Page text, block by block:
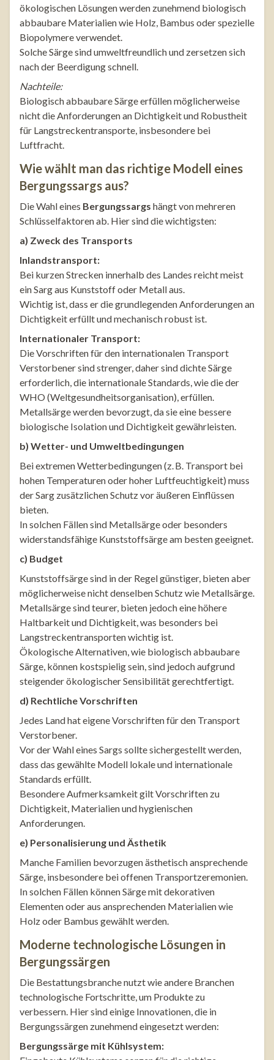
ökologischen Lösungen werden zunehmend biologisch
abbaubare Materialien wie Holz, Bambus oder spezielle
Biopolymere verwendet.
Solche Särge sind umweltfreundlich und zersetzen sich
nach der Beerdigung schnell.
Nachteile:
Biologisch abbaubare Särge erfüllen möglicherweise
nicht die Anforderungen an Dichtigkeit und Robustheit
für Langstreckentransporte, insbesondere bei
Luftfracht.
Wie wählt man das richtige Modell eines
Bergungssargs aus?
Die Wahl eines Bergungssargs hängt von mehreren
Schlüsselfaktoren ab. Hier sind die wichtigsten:
a) Zweck des Transports
Inlandstransport:
Bei kurzen Strecken innerhalb des Landes reicht meist
ein Sarg aus Kunststoff oder Metall aus.
Wichtig ist, dass er die grundlegenden Anforderungen an
Dichtigkeit erfüllt und mechanisch robust ist.
Internationaler Transport:
Die Vorschriften für den internationalen Transport
Verstorbener sind strenger, daher sind dichte Särge
erforderlich, die internationale Standards, wie die der
WHO (Weltgesundheitsorganisation), erfüllen.
Metallsärge werden bevorzugt, da sie eine bessere
biologische Isolation und Dichtigkeit gewährleisten.
b) Wetter- und Umweltbedingungen
Bei extremen Wetterbedingungen (z. B. Transport bei
hohen Temperaturen oder hoher Luftfeuchtigkeit) muss
der Sarg zusätzlichen Schutz vor äußeren Einflüssen
bieten.
In solchen Fällen sind Metallsärge oder besonders
widerstandsfähige Kunststoffsärge am besten geeignet.
c) Budget
Kunststoffsärge sind in der Regel günstiger, bieten aber
möglicherweise nicht denselben Schutz wie Metallsärge.
Metallsärge sind teurer, bieten jedoch eine höhere
Haltbarkeit und Dichtigkeit, was besonders bei
Langstreckentransporten wichtig ist.
Ökologische Alternativen, wie biologisch abbaubare
Särge, können kostspielig sein, sind jedoch aufgrund
steigender ökologischer Sensibilität gerechtfertigt.
d) Rechtliche Vorschriften
Jedes Land hat eigene Vorschriften für den Transport
Verstorbener.
Vor der Wahl eines Sargs sollte sichergestellt werden,
dass das gewählte Modell lokale und internationale
Standards erfüllt.
Besondere Aufmerksamkeit gilt Vorschriften zu
Dichtigkeit, Materialien und hygienischen
Anforderungen.
e) Personalisierung und Ästhetik
Manche Familien bevorzugen ästhetisch ansprechende
Särge, insbesondere bei offenen Transportzeremonien.
In solchen Fällen können Särge mit dekorativen
Elementen oder aus ansprechenden Materialien wie
Holz oder Bambus gewählt werden.
Moderne technologische Lösungen in
Bergungssärgen
Die Bestattungsbranche nutzt wie andere Branchen
technologische Fortschritte, um Produkte zu
verbessern. Hier sind einige Innovationen, die in
Bergungssärgen zunehmend eingesetzt werden:
Bergungssärge mit Kühlsystem: